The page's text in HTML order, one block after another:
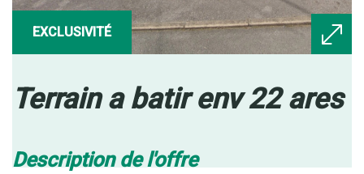
EXCLUSIVITÉ
terrain a batir env 22 ares
description de l'offre